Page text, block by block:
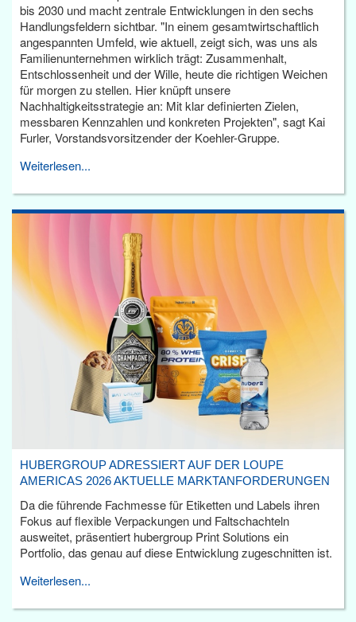
bis 2030 und macht zentrale Entwicklungen in den sechs
Handlungsfeldern sichtbar. "In einem gesamtwirtschaftlich
angespannten Umfeld, wie aktuell, zeigt sich, was uns als
Familienunternehmen wirklich trägt: Zusammenhalt,
Entschlossenheit und der Wille, heute die richtigen Weichen
für morgen zu stellen. Hier knüpft unsere
Nachhaltigkeitsstrategie an: Mit klar definierten Zielen,
messbaren Kennzahlen und konkreten Projekten", sagt Kai
Furler, Vorstandsvorsitzender der Koehler-Gruppe.
Weiterlesen...
HUBERGROUP ADRESSIERT AUF DER LOUPE
AMERICAS 2026 AKTUELLE MARKTANFORDERUNGEN
Da die führende Fachmesse für Etiketten und Labels ihren
Fokus auf flexible Verpackungen und Faltschachteln
ausweitet, präsentiert hubergroup Print Solutions ein
Portfolio, das genau auf diese Entwicklung zugeschnitten ist.
Weiterlesen...